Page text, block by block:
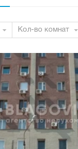
Кол-во комнат